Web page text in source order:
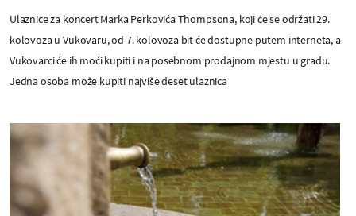
Ulaznice za koncert Marka Perkovića Thompsona, koji će se održati 29.
kolovoza u Vukovaru, od 7. kolovoza bit će dostupne putem interneta, a
Vukovarci će ih moći kupiti i na posebnom prodajnom mjestu u gradu.
Jedna osoba može kupiti najviše deset ulaznica